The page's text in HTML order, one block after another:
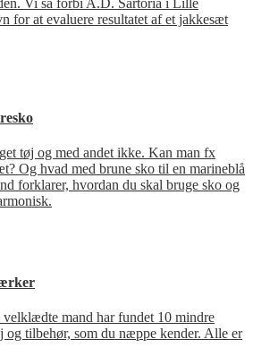
Vi så forbi A.D. Sartoria i Lille
for at evaluere resultatet af et jakkesæt
tøj og med andet ikke. Kan man fx
Og hvad med brune sko til en marineblå
forklarer, hvordan du skal bruge sko og
mand har fundet 10 mindre
tilbehør, som du næppe kender. Alle er